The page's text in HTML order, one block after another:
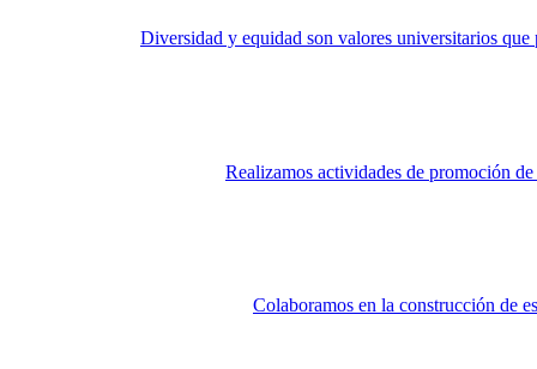
Diversidad y equidad son valores universitarios que
Realizamos actividades de promoción
Colaboramos en la construcción de